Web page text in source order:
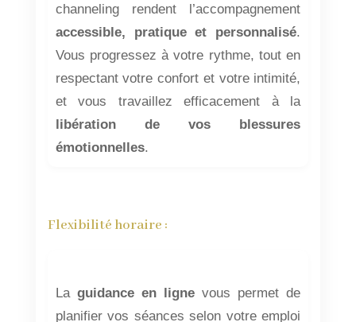
channeling rendent l’accompagnement
accessible, pratique et personnalisé.
Vous progressez à votre rythme, tout en
respectant votre confort et votre intimité,
et vous travaillez efficacement à la
libération de vos blessures
émotionnelles.
Flexibilité horaire :
La guidance en ligne vous permet de
planifier vos séances selon votre emploi